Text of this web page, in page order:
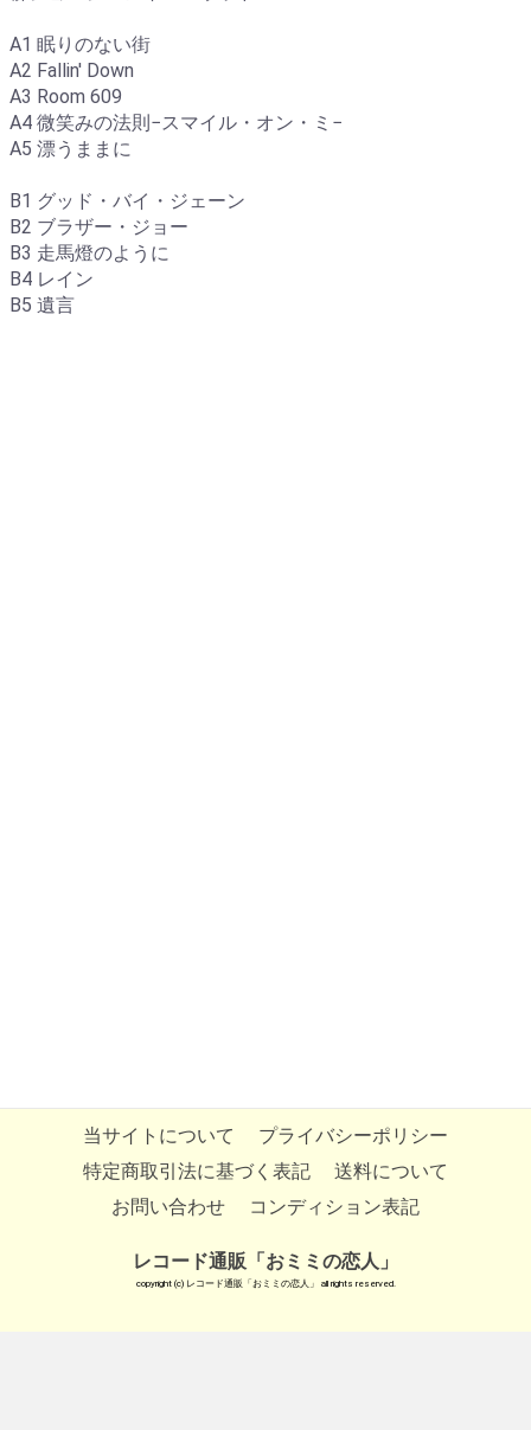
A1 眠りのない街
A2 Fallin' Down
A3 Room 609
A4 微笑みの法則−スマイル・オン・ミ−
A5 漂うままに
B1 グッド・バイ・ジェーン
B2 ブラザー・ジョー
B3 走馬燈のように
B4 レイン
B5 遺言
当サイトについて
プライバシーポリシー
特定商取引法に基づく表記
送料について
お問い合わせ
コンディション表記
レコード通販「おミミの恋人」
copyright (c) レコード通販「おミミの恋人」 all rights reserved.